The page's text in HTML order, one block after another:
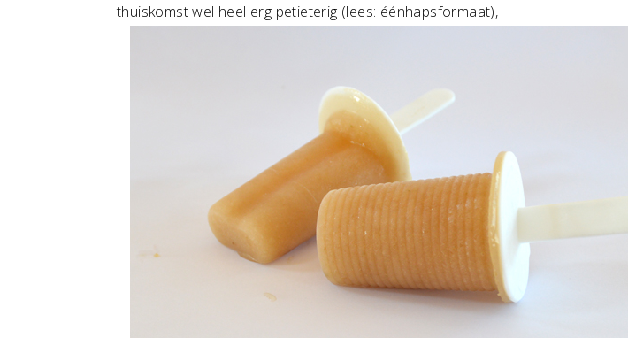
thuiskomst wel heel erg petieterig (lees: éénhapsformaat),